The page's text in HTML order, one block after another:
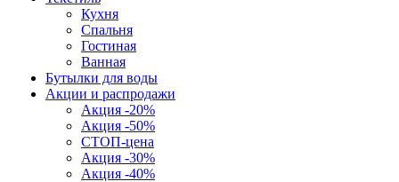
Кухня
Спальня
Гостиная
Ванная
Бутылки для воды
Акции и распродажи
Акция -20%
Акция -50%
СТОП-цена
Акция -30%
Акция -40%